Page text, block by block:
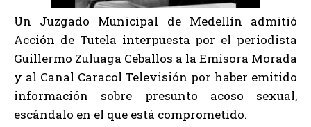
Un Juzgado Municipal de Medellín admitió
Acción de Tutela interpuesta por el periodista
Guillermo Zuluaga Ceballos a la Emisora Morada
y al Canal Caracol Televisión por haber emitido
información sobre presunto acoso sexual,
escándalo en el que está comprometido.